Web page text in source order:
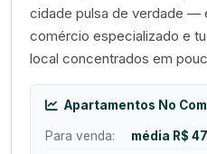
cidade pulsa de verdade —
comércio especializado e
local concentrados em
Apartamentos No
Para venda: média R$